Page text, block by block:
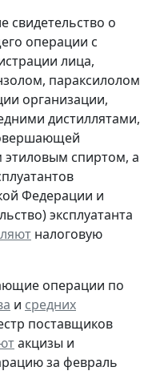
о
операции с
лица,
параксилолом
организации,
дистиллятами,
спиртом, а
Федерации и
эксплуатанта
налоговую
операции по
и средних
поставщиков
акцизы и
за февраль